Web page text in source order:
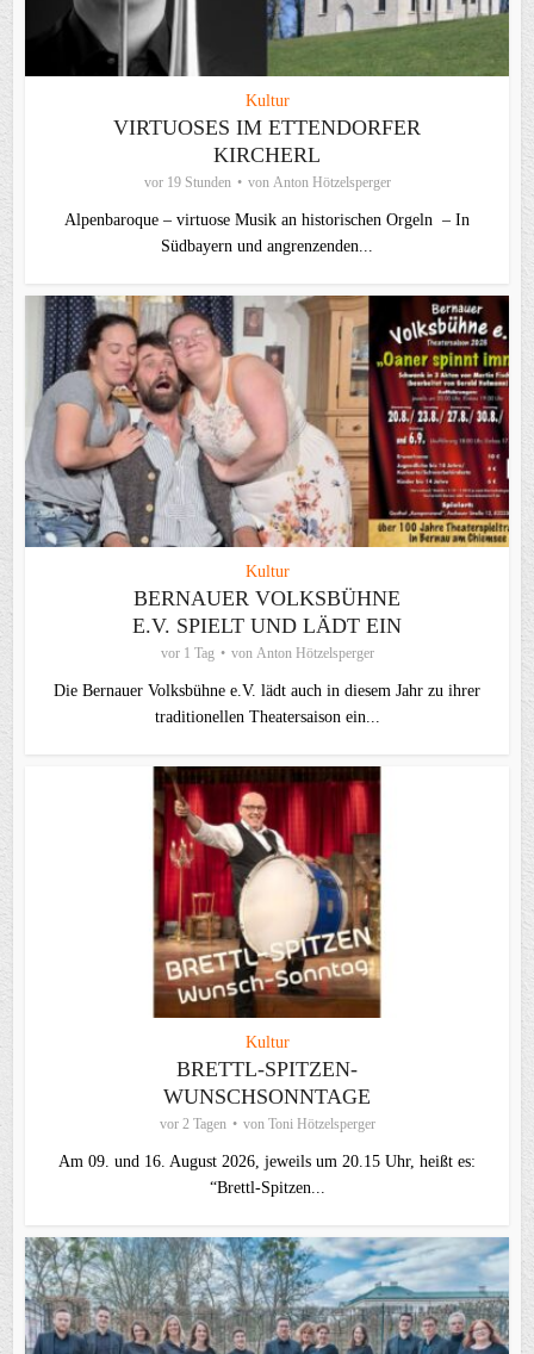
Kultur
VIRTUOSES IM ETTENDORFER
KIRCHERL
vor 19 Stunden von Anton Hötzelsperger
Alpenbaroque – virtuose Musik an historischen Orgeln – In
Südbayern und angrenzenden...
Kultur
BERNAUER VOLKSBÜHNE
E.V. SPIELT UND LÄDT EIN
vor 1 Tag von Anton Hötzelsperger
Die Bernauer Volksbühne e.V. lädt auch in diesem Jahr zu ihrer
traditionellen Theater­saison ein...
Kultur
BRETTL-SPITZEN-
WUNSCHSONNTAGE
vor 2 Tagen von Toni Hötzelsperger
Am 09. und 16. August 2026, jeweils um 20.15 Uhr, heißt es:
“Brettl-Spitzen...